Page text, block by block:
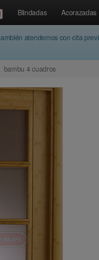
Blindadas Acorazadas
atendemos con cita
bambu 4 cuadros